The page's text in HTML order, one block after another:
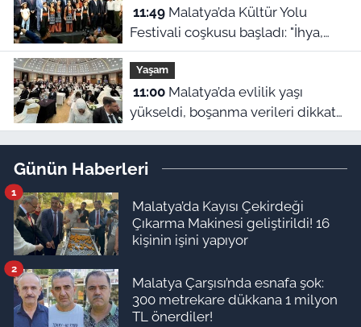
11:49Malatya’da Kültür Yolu
Festivali coşkusu başladı: "İhya,
inşa ve kültürle normalleşiyoruz"
Yaşam
11:00Malatya’da evlilik yaşı
yükseldi, boşanma verileri dikkat
çekti
Günün Haberleri
Malatya’da Kayısı Çekirdeği
Çıkarma Makinesi geliştirildi! 16
kişinin işini yapıyor
1
Malatya Çarşısı’nda esnafa şok:
300 metrekare dükkana 1 milyon
TL önerdiler!
2